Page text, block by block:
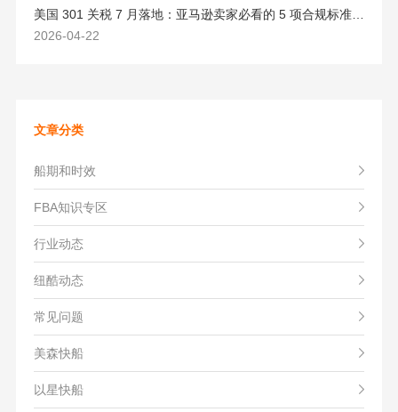
美国 301 关税 7 月落地：亚马逊卖家必看的 5 项合规标准与稳交付方案
2026-04-22
文章分类
船期和时效
FBA知识专区
行业动态
纽酷动态
常见问题
美森快船
以星快船